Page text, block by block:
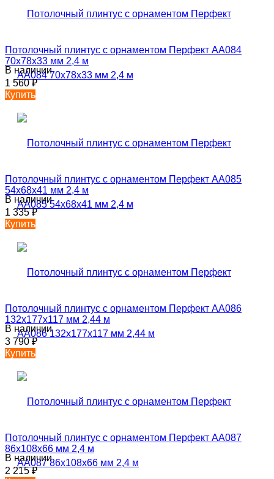
Потолочный плинтус с орнаментом Перфект AA084
70х78х33 мм 2,4 м
В наличии
1 560₽
Купить
Потолочный плинтус с орнаментом Перфект AA085
54х68х41 мм 2,4 м
В наличии
1 335₽
Купить
Потолочный плинтус с орнаментом Перфект AA086
132х177х117 мм 2,44 м
В наличии
3 790₽
Купить
Потолочный плинтус с орнаментом Перфект AA087
86х108х66 мм 2,4 м
В наличии
2 215₽